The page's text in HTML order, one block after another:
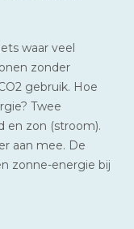
waar veel
zonder
gebruik. Hoe
Twee
en zon (stroom).
aan mee. De
zonne-energie bij